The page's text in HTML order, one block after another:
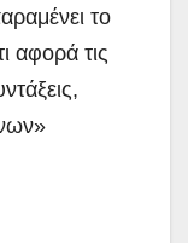
το
αφορά τις